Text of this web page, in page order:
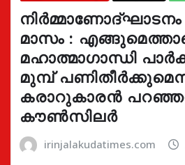
മാസം :
മഹാത്മാഗാന്ധി
മുമ്പ്
കരാറുകാരൻ
കൗൺസിലർ
irinjalakudatimes.com